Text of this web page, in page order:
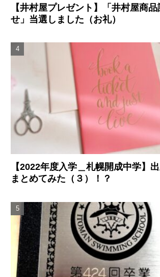
【井村屋プレゼント】「井村屋商
せ」当選しました（お礼）
【2022年度入学＿札幌開成中学】
まとめてみた（３）！？